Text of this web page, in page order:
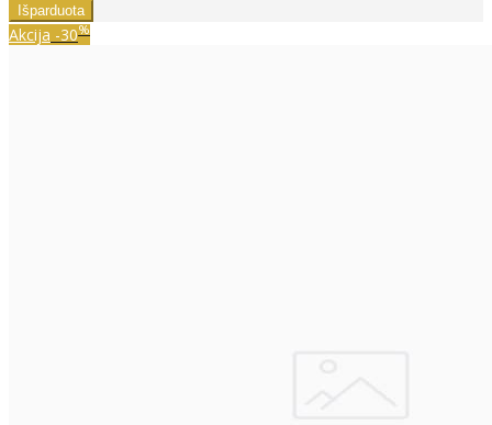
Akcija -30%